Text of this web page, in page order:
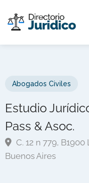
Abogados Civiles
Estudio
Pass & Asoc.
C. 12 n 779,
Buenos Aires